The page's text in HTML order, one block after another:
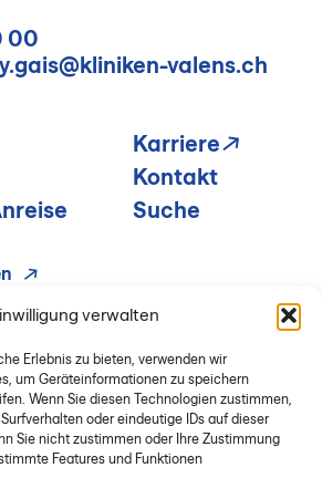
verwalten
Erlebnis zu bieten, verwenden wir
um Geräteinformationen zu speichern
Wenn Sie diesen Technologien zustimmen,
oder eindeutige IDs auf dieser
Sie nicht zustimmen oder Ihre Zustimmung
Features und Funktionen
00
valens.ch
Karriere
Kontakt
Suche